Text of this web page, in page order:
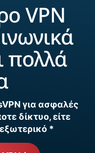
VPN
πολλά
για ασφαλές
δίκτυο, είτε
εξωτερικό *